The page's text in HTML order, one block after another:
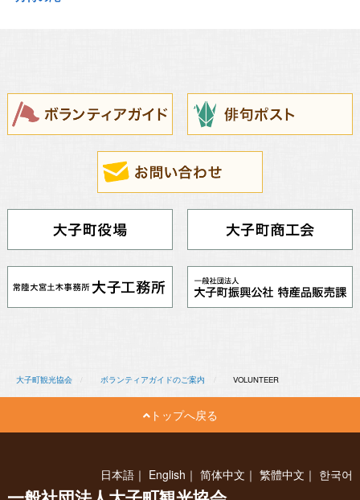
大子町観光協会 ボランティアガイドのご案内 VOLUNTEER
トップへ戻る
日本語 ｜ English ｜简体中文 ｜繁體中文 ｜ 한국어